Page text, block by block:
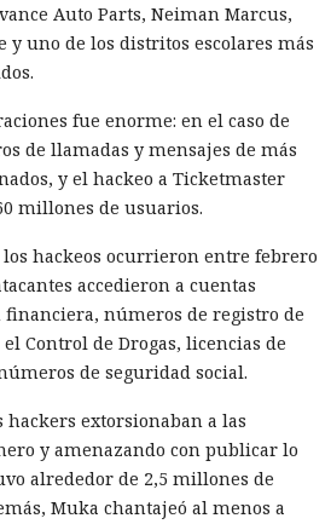
Auto Parts, Neiman Marcus,
y uno de los distritos escolares más
fue enorme: en el caso de
de llamadas y mensajes de más
y el hackeo a Ticketmaster
millones de usuarios.
hackeos ocurrieron entre febrero
accedieron a cuentas
números de registro de
Control de Drogas, licencias de
de seguridad social.
hackers extorsionaban a las
y amenazando con publicar lo
alrededor de 2,5 millones de
Muka chantajeó al menos a